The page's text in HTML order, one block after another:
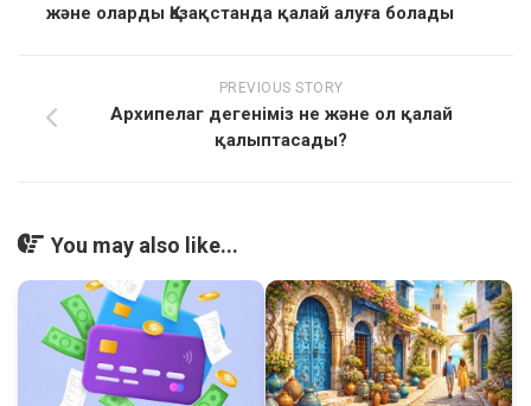
және оларды Қазақстанда қалай алуға болады
PREVIOUS STORY
Архипелаг дегеніміз не және ол қалай
қалыптасады?
You may also like...